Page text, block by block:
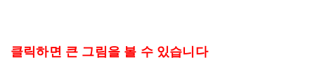
클릭하면 큰 그림을 볼 수 있습니다